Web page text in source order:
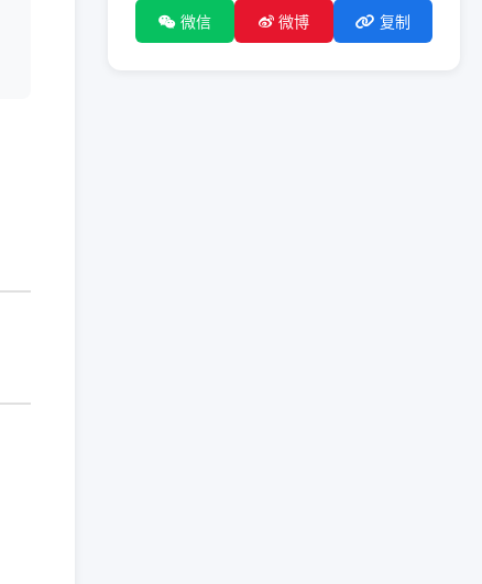
微信 微博 复制